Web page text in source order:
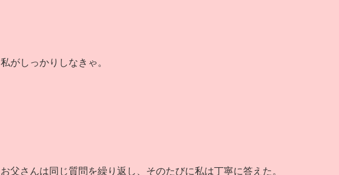
私がしっかりしなきゃ。
お父さんは同じ質問を繰り返し、そのたびに私は丁寧に答えた。